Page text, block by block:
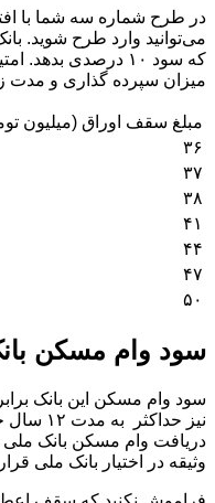
می‌توانید وارد طرح شوید.
که سود ۱۰ درصدی
میزان سپرده گذاری و مدت
مبلغ سقف اوراق (میلیون
۳۶
۳۷
۳۸
۴۱
۴۴
۴۷
۵۰
سود وام مسکن
نیز
دریافت وام مسکن بانک ملی
وثیقه در اختیار بانک ملی